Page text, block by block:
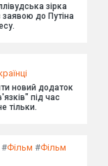
зірка
заявою до Путіна
новий додаток
під час
тільки.
#Фільм #Фільм